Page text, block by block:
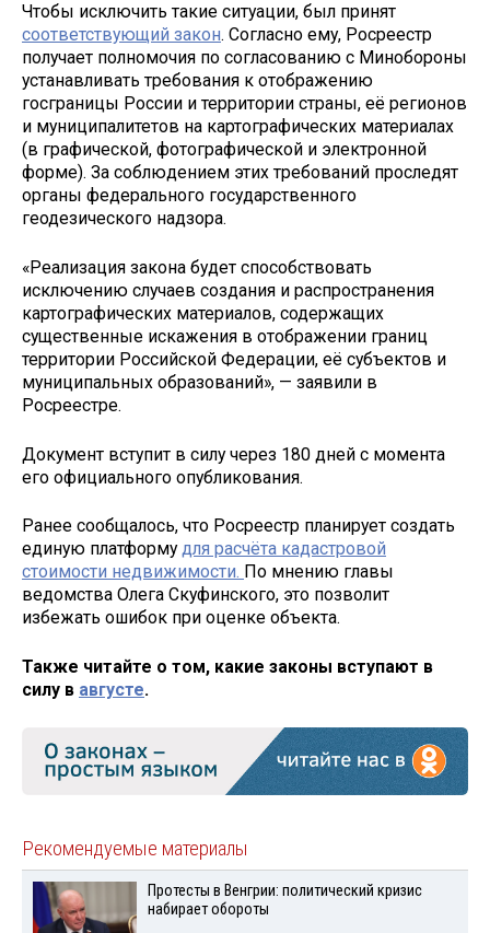
Чтобы исключить такие ситуации, был принят
соответствующий закон. Согласно ему, Росреестр
получает полномочия по согласованию с Минобороны
устанавливать требования к отображению
госграницы России и территории страны, её регионов
и муниципалитетов на картографических материалах
(в графической, фотографической и электронной
форме). За соблюдением этих требований проследят
органы федерального государственного
геодезического надзора.
«Реализация закона будет способствовать
исключению случаев создания и распространения
картографических материалов, содержащих
существенные искажения в отображении границ
территории Российской Федерации, её субъектов и
муниципальных образований», — заявили в
Росреестре.
Документ вступит в силу через 180 дней с момента
его официального опубликования.
Ранее сообщалось, что Росреестр планирует создать
единую платформудля расчёта кадастровой
стоимости недвижимости. По мнению главы
ведомства Олега Скуфинского, это позволит
избежать ошибок при оценке объекта.
Также читайте о том, какие законы вступают в
силу в августе.
Рекомендуемые материалы
Протесты в Венгрии: политический кризис
набирает обороты